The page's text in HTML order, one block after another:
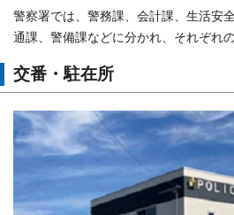
警察署では、警務課、会計課、生活安
通課、警備課などに分かれ、それぞれ
交番・駐在所